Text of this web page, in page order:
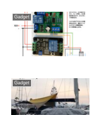
Gadget
Gadget